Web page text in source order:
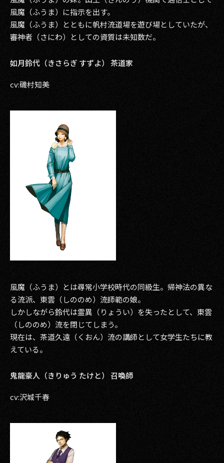
風魔（ふうま）に指示を出す。
風魔（ふうま）とともに帆村流道場を遊び場としていたが、
審神者（さにわ）としての資質は未知数だ。
如月鈴代（きさらぎ すずよ） 茶道家
cv:磯村知美
風魔（ふうま）とは尋常小学校時代の同級生。帰神法の異な
る流派、東雲（しののめ）流師範の娘。
しかしながら鈴代は霊異（りょうい）を失ったとして、東雲
（しののめ）流を閉じてしまう。
現在は、茶道久遠（くおん）流の講師として女学生たちに教
えている。
鬼龍豪人（きりゅう たけと） 召喚師
cv:沢城千春